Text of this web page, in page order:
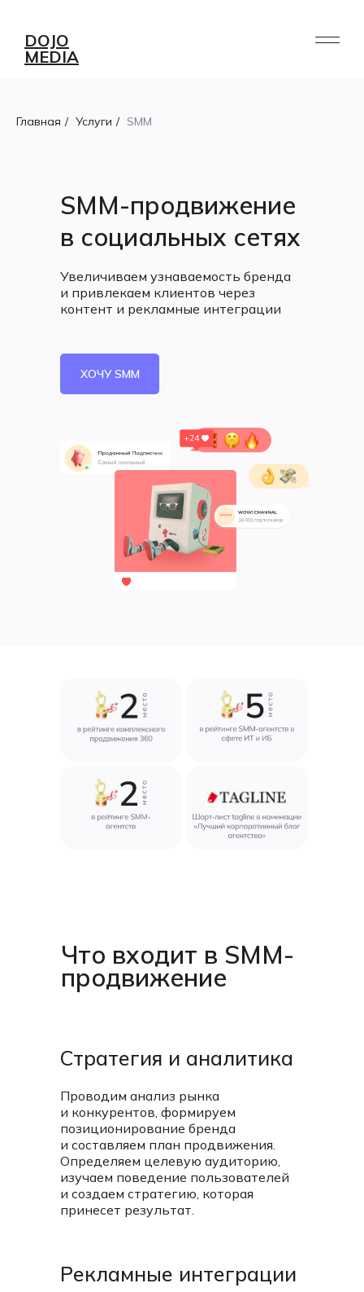
DOJO
MEDIA
Главная / Услуги / SMM
ХОЧУ SMM
SMM-продвижение
в социальных сетях
Увеличиваем узнаваемость бренда
и привлекаем клиентов через
контент и рекламные интеграции
Что входит в SMM-
продвижение
Стратегия и аналитика
Проводим анализ рынка
и конкурентов, формируем
позиционирование бренда
и составляем план продвижения.
Определяем целевую аудиторию,
изучаем поведение пользователей
и создаем стратегию, которая
принесет результат.
Рекламные интеграции